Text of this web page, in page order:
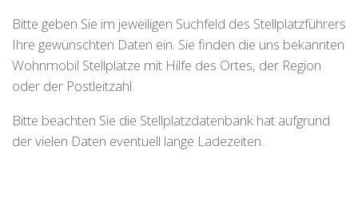
Bitte geben Sie im jeweiligen Suchfeld des Stellplatzführers
Ihre gewünschten Daten ein. Sie finden die uns bekannten
Wohnmobil Stellplätze mit Hilfe des Ortes, der Region
oder der Postleitzahl.
Bitte beachten Sie die Stellplatzdatenbank hat aufgrund
der vielen Daten eventuell lange Ladezeiten.